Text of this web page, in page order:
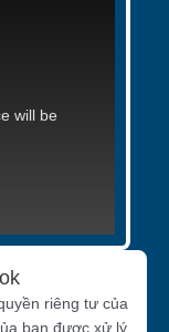
will be
riêng tư của
bạn được xử lý